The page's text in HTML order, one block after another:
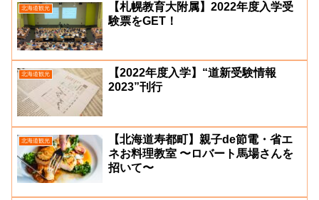
北海道観光
【札幌教育大附属】2022年度入学受
験票をGET！
北海道観光
【2022年度入学】“道新受験情報
2023”刊行
北海道観光
【北海道寿都町】親子de節電・省エ
ネお料理教室 〜ロバート馬場さんを
招いて〜